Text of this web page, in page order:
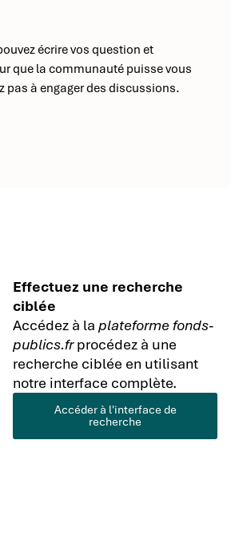
écrire vos question et
que la communauté puisse vous
pas à engager des discussions.
Effectuez une recherche
ciblée
Accédez à laplateforme fonds-
publics.frprocédez à une
recherche ciblée en utilisant
notre interface complète.
Accéder à l'interface de
recherche